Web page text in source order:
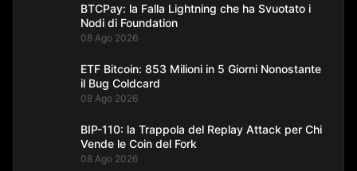
BTCPay: la Falla Lightning che ha Svuotato i
Nodi di Foundation
08 Ago 2026
ETF Bitcoin: 853 Milioni in 5 Giorni Nonostante
il Bug Coldcard
08 Ago 2026
BIP-110: la Trappola del Replay Attack per Chi
Vende le Coin del Fork
08 Ago 2026